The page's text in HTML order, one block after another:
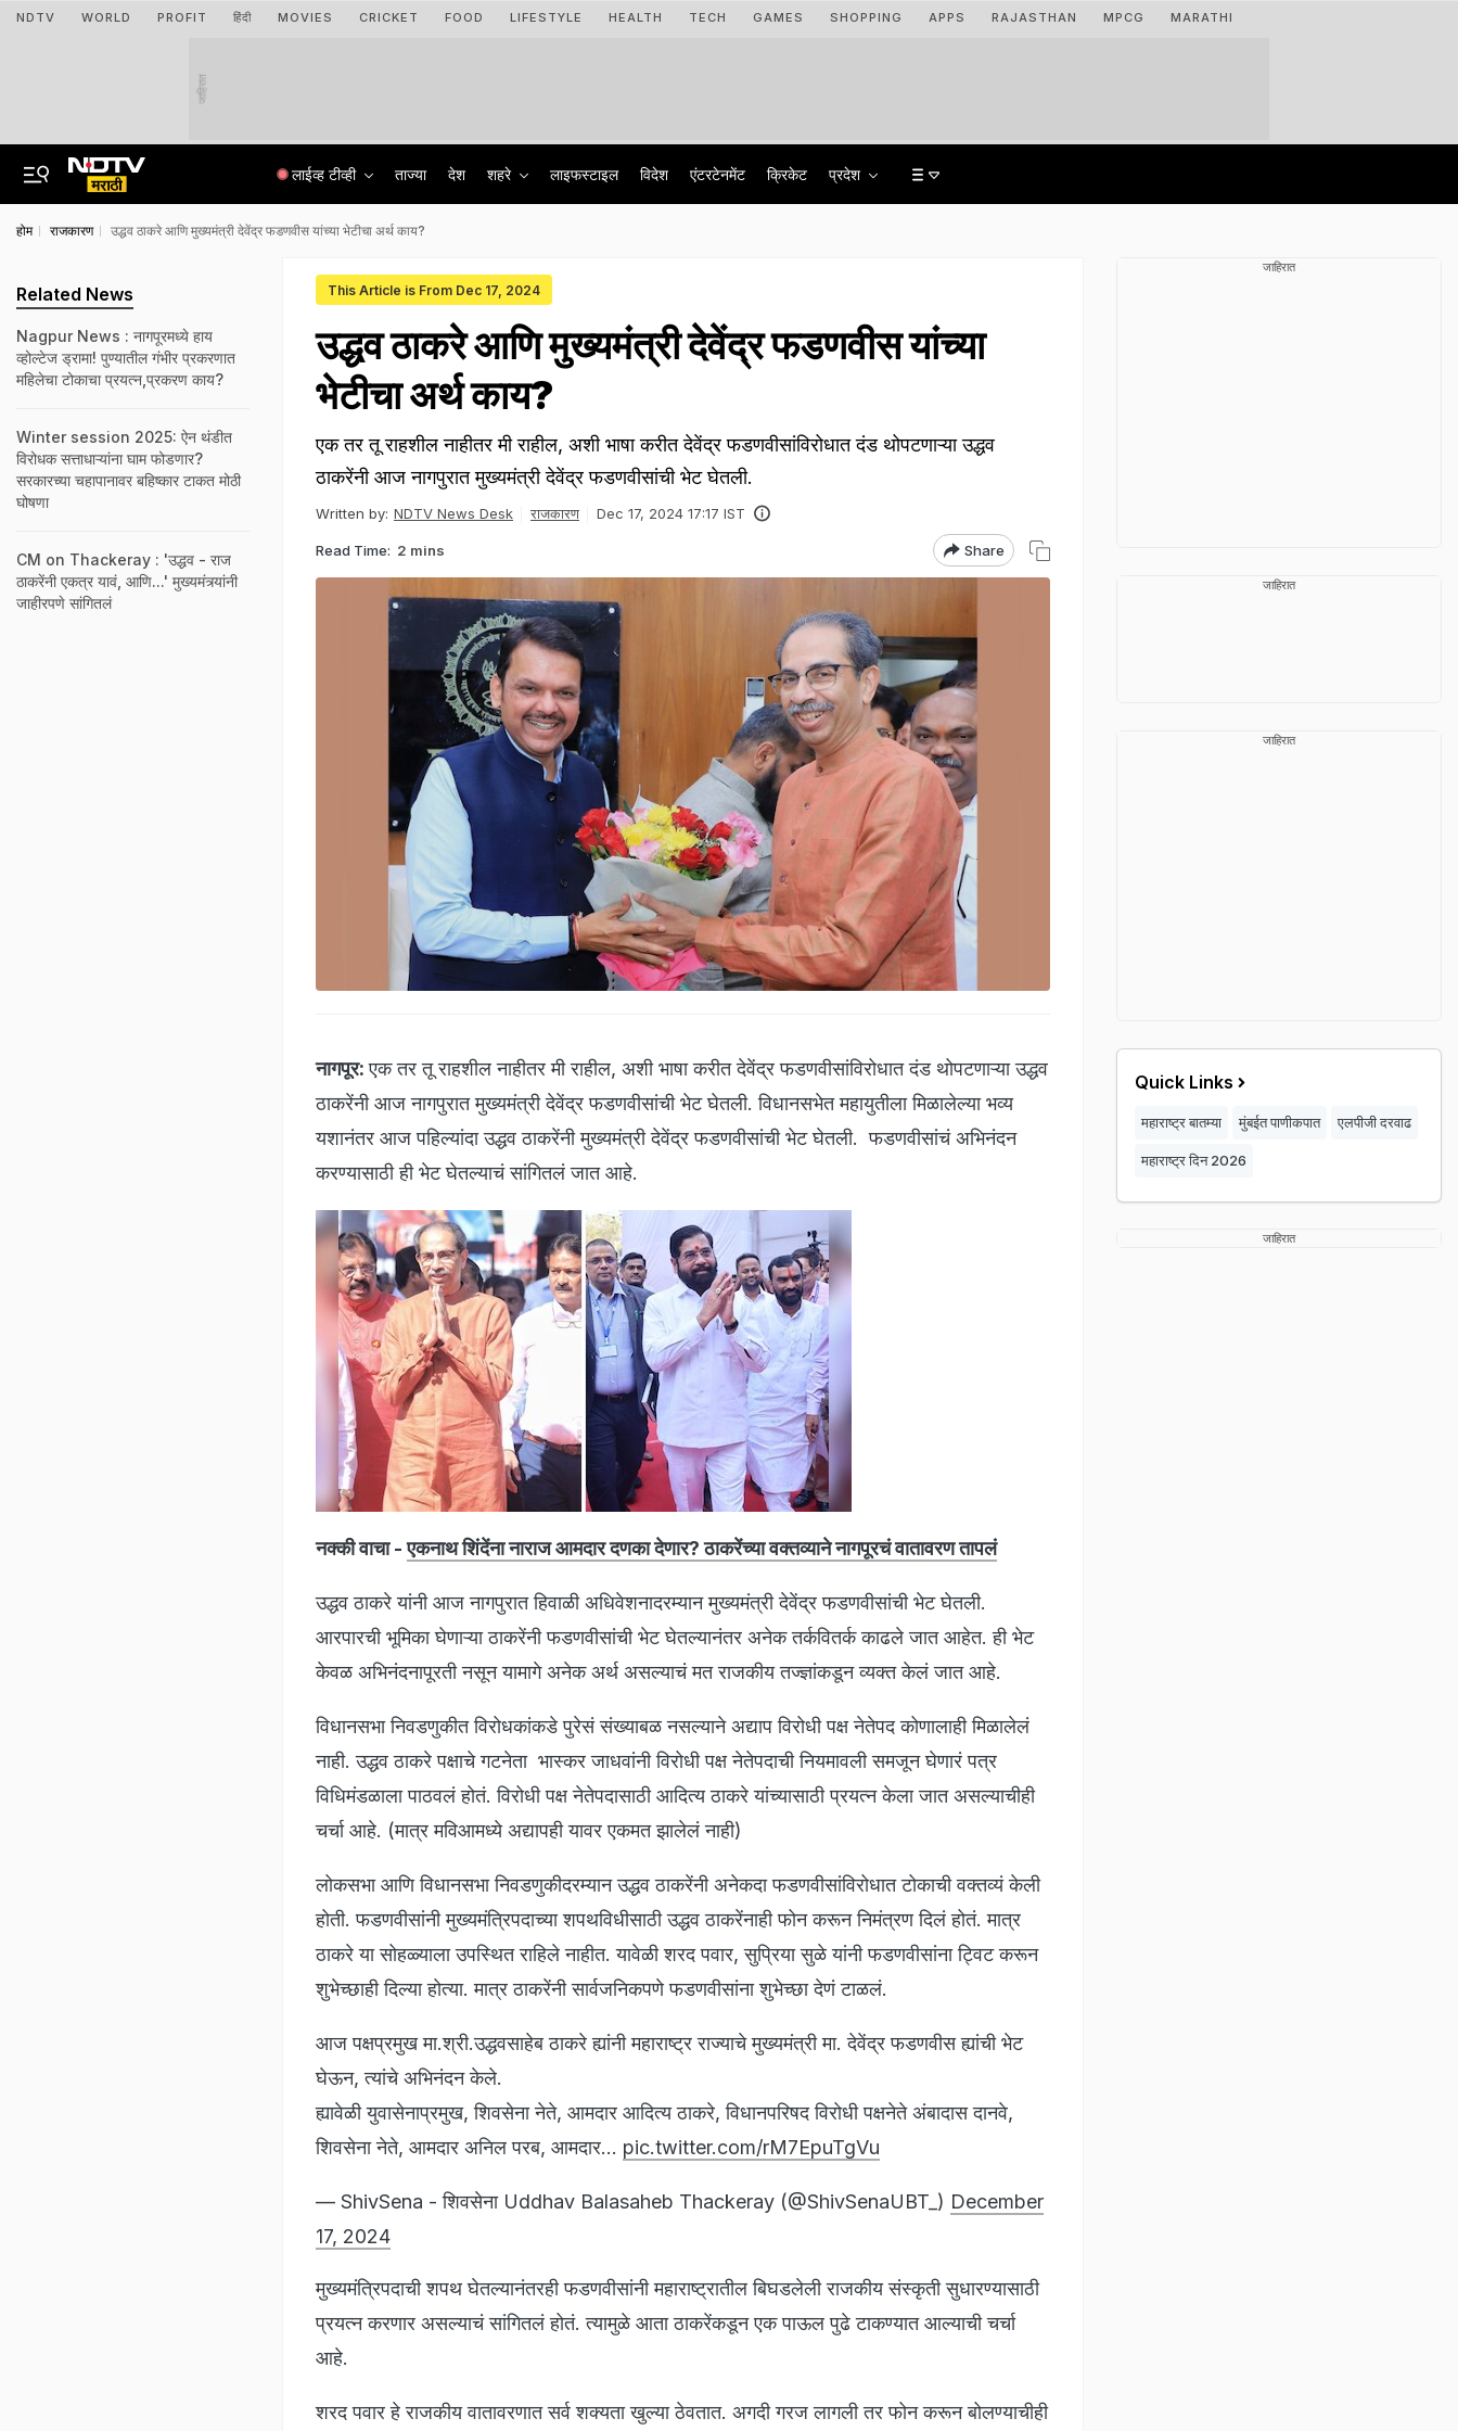
NDTV WORLD PROFIT हिंदी MOVIES CRICKET FOOD LIFESTYLE HEALTH TECH GAMES SHOPPING APPS RAJASTHAN MPCG MARATHI
जाहिरात
लाईव्ह टीव्ही ताज्या देश शहरे लाइफस्टाइल विदेश एंटरटेनमेंट क्रिकेट प्रदेश
होम राजकारण उद्धव ठाकरे आणि मुख्यमंत्री देवेंद्र फडणवीस यांच्या भेटीचा अर्थ काय?
This Article is From Dec 17, 2024
उद्धव ठाकरे आणि मुख्यमंत्री देवेंद्र फडणवीस यांच्या
भेटीचा अर्थ काय?
एक तर तू राहशील नाहीतर मी राहील, अशी भाषा करीत देवेंद्र फडणवीसांविरोधात दंड थोपटणाऱ्या उद्धव
ठाकरेंनी आज नागपुरात मुख्यमंत्री देवेंद्र फडणवीसांची भेट घेतली.
Written by: NDTV News Desk राजकारण Dec 17, 2024 17:17 IST
Read Time: 2 mins Share
नागपूर: एक तर तू राहशील नाहीतर मी राहील, अशी भाषा करीत देवेंद्र फडणवीसांविरोधात दंड थोपटणाऱ्या उद्धव
ठाकरेंनी आज नागपुरात मुख्यमंत्री देवेंद्र फडणवीसांची भेट घेतली. विधानसभेत महायुतीला मिळालेल्या भव्य
यशानंतर आज पहिल्यांदा उद्धव ठाकरेंनी मुख्यमंत्री देवेंद्र फडणवीसांची भेट घेतली. फडणवीसांचं अभिनंदन
करण्यासाठी ही भेट घेतल्याचं सांगितलं जात आहे.
नक्की वाचा -एकनाथ शिंदेंना नाराज आमदार दणका देणार? ठाकरेंच्या वक्तव्याने नागपूरचं वातावरण तापलं
उद्धव ठाकरे यांनी आज नागपुरात हिवाळी अधिवेशनादरम्यान मुख्यमंत्री देवेंद्र फडणवीसांची भेट घेतली.
आरपारची भूमिका घेणाऱ्या ठाकरेंनी फडणवीसांची भेट घेतल्यानंतर अनेक तर्कवितर्क काढले जात आहेत. ही भेट
केवळ अभिनंदनापूरती नसून यामागे अनेक अर्थ असल्याचं मत राजकीय तज्ज्ञांकडून व्यक्त केलं जात आहे.
विधानसभा निवडणुकीत विरोधकांकडे पुरेसं संख्याबळ नसल्याने अद्याप विरोधी पक्ष नेतेपद कोणालाही मिळालेलं
नाही. उद्धव ठाकरे पक्षाचे गटनेता भास्कर जाधवांनी विरोधी पक्ष नेतेपदाची नियमावली समजून घेणारं पत्र
विधिमंडळाला पाठवलं होतं. विरोधी पक्ष नेतेपदासाठी आदित्य ठाकरे यांच्यासाठी प्रयत्न केला जात असल्याचीही
चर्चा आहे. (मात्र मविआमध्ये अद्यापही यावर एकमत झालेलं नाही)
लोकसभा आणि विधानसभा निवडणुकीदरम्यान उद्धव ठाकरेंनी अनेकदा फडणवीसांविरोधात टोकाची वक्तव्यं केली
होती. फडणवीसांनी मुख्यमंत्रिपदाच्या शपथविधीसाठी उद्धव ठाकरेंनाही फोन करून निमंत्रण दिलं होतं. मात्र
ठाकरे या सोहळ्याला उपस्थित राहिले नाहीत. यावेळी शरद पवार, सुप्रिया सुळे यांनी फडणवीसांना ट्विट करून
शुभेच्छाही दिल्या होत्या. मात्र ठाकरेंनी सार्वजनिकपणे फडणवीसांना शुभेच्छा देणं टाळलं.
आज पक्षप्रमुख मा.श्री.उद्धवसाहेब ठाकरे ह्यांनी महाराष्ट्र राज्याचे मुख्यमंत्री मा. देवेंद्र फडणवीस ह्यांची भेट
घेऊन, त्यांचे अभिनंदन केले.
ह्यावेळी युवासेनाप्रमुख, शिवसेना नेते, आमदार आदित्य ठाकरे, विधानपरिषद विरोधी पक्षनेते अंबादास दानवे,
शिवसेना नेते, आमदार अनिल परब, आमदार… pic.twitter.com/rM7EpuTgVu
— ShivSena - शिवसेना Uddhav Balasaheb Thackeray (@ShivSenaUBT_) December
17, 2024
मुख्यमंत्रिपदाची शपथ घेतल्यानंतरही फडणवीसांनी महाराष्ट्रातील बिघडलेली राजकीय संस्कृती सुधारण्यासाठी
प्रयत्न करणार असल्याचं सांगितलं होतं. त्यामुळे आता ठाकरेंकडून एक पाऊल पुढे टाकण्यात आल्याची चर्चा
आहे.
शरद पवार हे राजकीय वातावरणात सर्व शक्यता खुल्या ठेवतात. अगदी गरज लागली तर फोन करून बोलण्याचीही
Related News
Nagpur News : नागपूरमध्ये हाय
व्होल्टेज ड्रामा! पुण्यातील गंभीर प्रकरणात
महिलेचा टोकाचा प्रयत्न,प्रकरण काय?
Winter session 2025: ऐन थंडीत
विरोधक सत्ताधाऱ्यांना घाम फोडणार?
सरकारच्या चहापानावर बहिष्कार टाकत मोठी
घोषणा
CM on Thackeray : 'उद्धव - राज
ठाकरेंनी एकत्र यावं, आणि...' मुख्यमंत्र्यांनी
जाहीरपणे सांगितलं
जाहिरात
जाहिरात
जाहिरात
Quick Links
महाराष्ट्र बातम्या मुंबईत पाणीकपात एलपीजी दरवाढ
महाराष्ट्र दिन 2026
जाहिरात